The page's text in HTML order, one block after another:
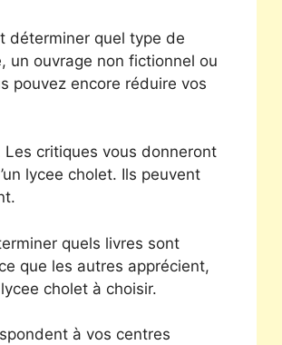
déterminer quel type de
un ouvrage non fictionnel ou
pouvez encore réduire vos
critiques vous donneront
lycee cholet. Ils peuvent
quels livres sont
que les autres apprécient,
cholet à choisir.
à vos centres